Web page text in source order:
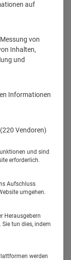
seit
auf
von
Inhalten,
und
Informationen
(220 Vendoren)
und sind
erforderlich.
Aufschluss
umgehen.
Herausgebern
tun dies, indem
werden